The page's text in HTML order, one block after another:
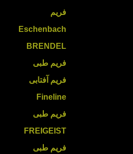
فریم
Eschenbach
BRENDEL
فریم طبی
فریم آفتابی
Fineline
فریم طبی
FREIGEIST
فریم طبی